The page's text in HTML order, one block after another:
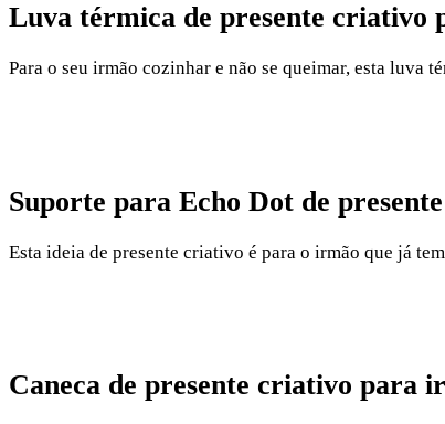
Luva térmica de presente criativo
Para o seu irmão cozinhar e não se queimar, esta luva
Suporte para Echo Dot de
Esta ideia de presente criativo é para o irmão que já
Caneca de presente criativo para